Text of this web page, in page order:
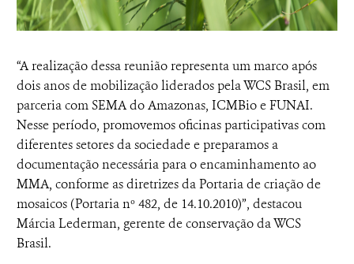
“A realização dessa reunião representa um marco após
dois anos de mobilização liderados pela WCS Brasil, em
parceria com SEMA do Amazonas, ICMBio e FUNAI.
Nesse período, promovemos oficinas participativas com
diferentes setores da sociedade e preparamos a
documentação necessária para o encaminhamento ao
MMA, conforme as diretrizes da Portaria de criação de
mosaicos (Portaria nº 482, de 14.10.2010)”, destacou
Márcia Lederman, gerente de conservação da WCS
Brasil.